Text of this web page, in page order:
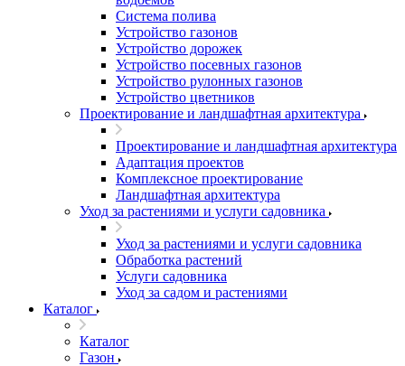
Система полива
Устройство газонов
Устройство дорожек
Устройство посевных газонов
Устройство рулонных газонов
Устройство цветников
Проектирование и ландшафтная архитектура
Проектирование и ландшафтная архитектура
Адаптация проектов
Комплексное проектирование
Ландшафтная архитектура
Уход за растениями и услуги садовника
Уход за растениями и услуги садовника
Обработка растений
Услуги садовника
Уход за садом и растениями
Каталог
Каталог
Газон